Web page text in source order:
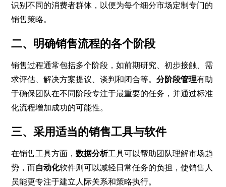
识别不同的消费者群体，以便为每个细分市场定制专门的
销售策略。
二、明确销售流程的各个阶段
销售过程通常包括多个阶段，如前期研究、初步接触、需
求评估、解决方案提议、谈判和闭合等。分阶段管理有助
于确保团队在不同阶段专注于最重要的任务，并通过标准
化流程增加成功的可能性。
三、采用适当的销售工具与软件
在销售工具方面，数据分析工具可以帮助团队理解市场趋
势，而自动化软件则可以减轻日常任务的负担，使销售人
员能更专注于建立人际关系和策略执行。